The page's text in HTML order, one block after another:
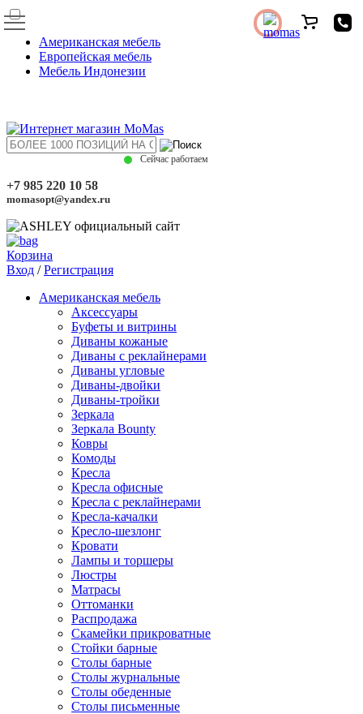
Американская мебель
Европейская мебель
Мебель Индонезии
Сейчас работаем
+7 985 220 10 58
momasopt@yandex.ru
Корзина
Вход /Регистрация
Американская мебель
Аксессуары
Буфеты и витрины
Диваны кожаные
Диваны с реклайнерами
Диваны угловые
Диваны-двойки
Диваны-тройки
Зеркала
Зеркала Bounty
Ковры
Комоды
Кресла
Кресла офисные
Кресла с реклайнерами
Кресла-качалки
Кресло-шезлонг
Кровати
Лампы и торшеры
Люстры
Матрасы
Оттоманки
Распродажа
Скамейки прикроватные
Стойки барные
Столы барные
Столы журнальные
Столы обеденные
Столы письменные